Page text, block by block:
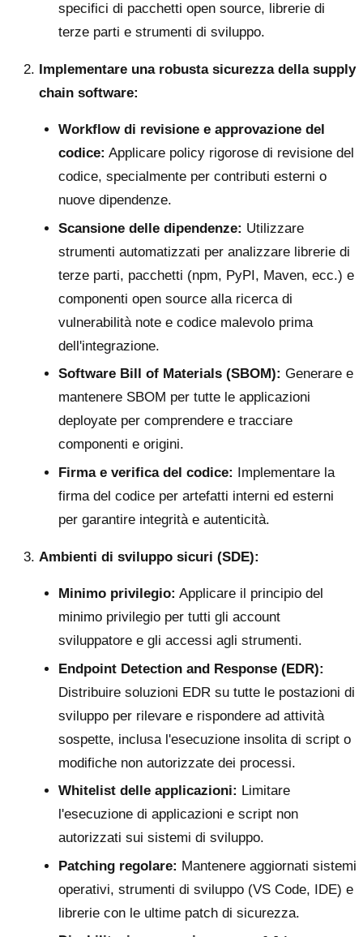
specifici di pacchetti open source, librerie di
terze parti e strumenti di sviluppo.
Implementare una robusta sicurezza della supply
chain software:
Workflow di revisione e approvazione del
codice: Applicare policy rigorose di revisione del
codice, specialmente per contributi esterni o
nuove dipendenze.
Scansione delle dipendenze: Utilizzare
strumenti automatizzati per analizzare librerie di
terze parti, pacchetti (npm, PyPI, Maven, ecc.) e
componenti open source alla ricerca di
vulnerabilità note e codice malevolo prima
dell'integrazione.
Software Bill of Materials (SBOM): Generare e
mantenere SBOM per tutte le applicazioni
deployate per comprendere e tracciare
componenti e origini.
Firma e verifica del codice: Implementare la
firma del codice per artefatti interni ed esterni
per garantire integrità e autenticità.
Ambienti di sviluppo sicuri (SDE):
Minimo privilegio: Applicare il principio del
minimo privilegio per tutti gli account
sviluppatore e gli accessi agli strumenti.
Endpoint Detection and Response (EDR):
Distribuire soluzioni EDR su tutte le postazioni di
sviluppo per rilevare e rispondere ad attività
sospette, inclusa l'esecuzione insolita di script o
modifiche non autorizzate dei processi.
Whitelist delle applicazioni: Limitare
l'esecuzione di applicazioni e script non
autorizzati sui sistemi di sviluppo.
Patching regolare: Mantenere aggiornati sistemi
operativi, strumenti di sviluppo (VS Code, IDE) e
librerie con le ultime patch di sicurezza.